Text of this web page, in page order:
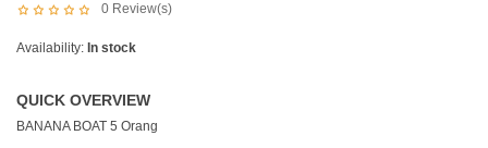
0 Review(s)
Availability: In stock
QUICK OVERVIEW
BANANA BOAT 5 Orang